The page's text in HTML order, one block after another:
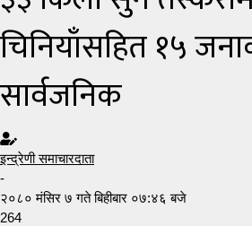
चिनियाँसहित १५
सार्वजनिक
इन्द्रेणी समाचारदाता
-
२०८० मंसिर ७ गते बिहीबार ०७:४६ बजे
264